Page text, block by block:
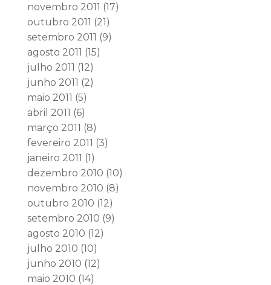
novembro 2011 (17)
outubro 2011 (21)
setembro 2011 (9)
agosto 2011 (15)
julho 2011 (12)
junho 2011 (2)
maio 2011 (5)
abril 2011 (6)
março 2011 (8)
fevereiro 2011 (3)
janeiro 2011 (1)
dezembro 2010 (10)
novembro 2010 (8)
outubro 2010 (12)
setembro 2010 (9)
agosto 2010 (12)
julho 2010 (10)
junho 2010 (12)
maio 2010 (14)